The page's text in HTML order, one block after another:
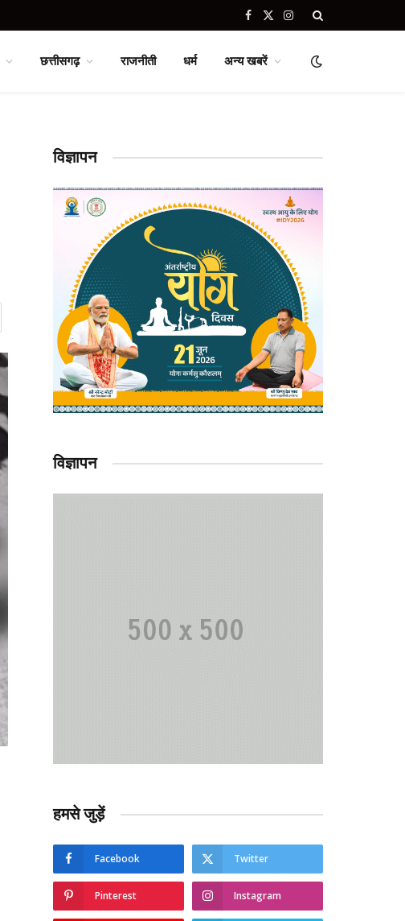
Facebook
X
Instagram
छत्तीसगढ़ राजनीती धर्म अन्य खबरें
विज्ञापन
विज्ञापन
हमसे जुड़ें
Facebook Twitter
Pinterest Instagram